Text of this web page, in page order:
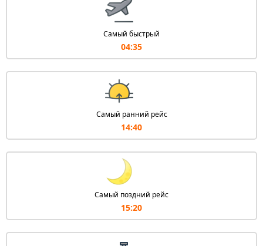
Самый быстрый
04:35
Самый ранний рейс
14:40
Самый поздний рейс
15:20